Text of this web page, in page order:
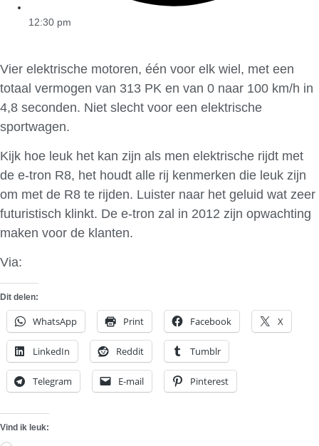
12:30 pm
Vier elektrische motoren, één voor elk wiel, met een
totaal vermogen van 313 PK en van 0 naar 100 km/h in
4,8 seconden. Niet slecht voor een elektrische
sportwagen.
Kijk hoe leuk het kan zijn als men elektrische rijdt met
de e-tron R8, het houdt alle rij kenmerken die leuk zijn
om met de R8 te rijden. Luister naar het geluid wat zeer
futuristisch klinkt. De e-tron zal in 2012 zijn opwachting
maken voor de klanten.
Via:
Dit delen:
WhatsApp Print Facebook X
LinkedIn Reddit Tumblr
Telegram E-mail Pinterest
Vind ik leuk: